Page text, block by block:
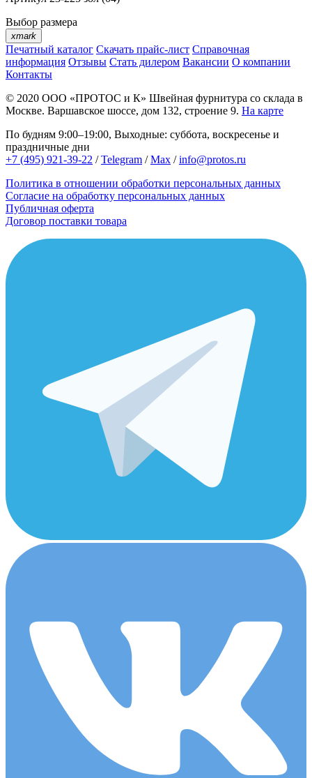
Выбор размера
xmark
Печатный каталог Скачать прайс-лист Справочная
информация Отзывы Стать дилером Вакансии О компании
Контакты
© 2020 ООО «ПРОТОС и К» Швейная фурнитура со склада в
Москве. Варшавское шоссе, дом 132, строение 9. На карте
По будням 9:00–19:00, Выходные: суббота, воскресенье и
праздничные дни
+7 (495) 921-39-22 /Telegram /Max /info@protos.ru
Политика в отношении обработки персональных данных
Согласие на обработку персональных данных
Публичная оферта
Договор поставки товара